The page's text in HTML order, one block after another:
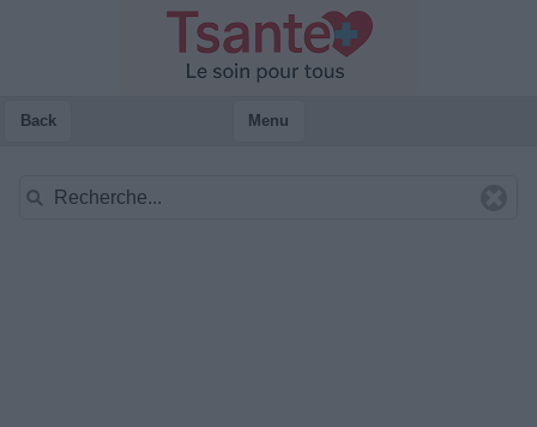
Back Menu